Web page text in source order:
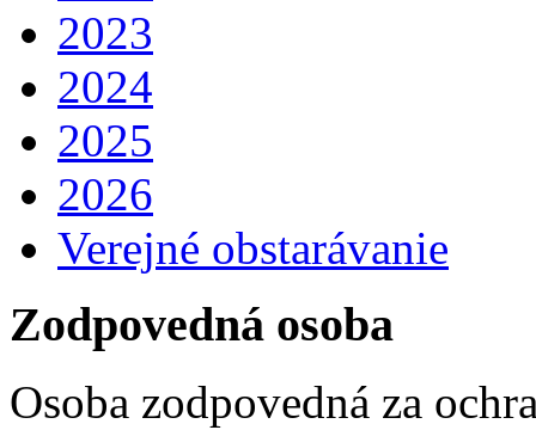
2023
2024
2025
2026
Verejné obstarávanie
Zodpovedná osoba
Osoba zodpovedná za